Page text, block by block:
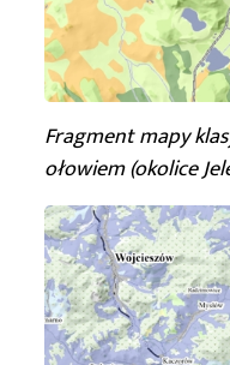
Fragment mapy
ołowiem(okolice